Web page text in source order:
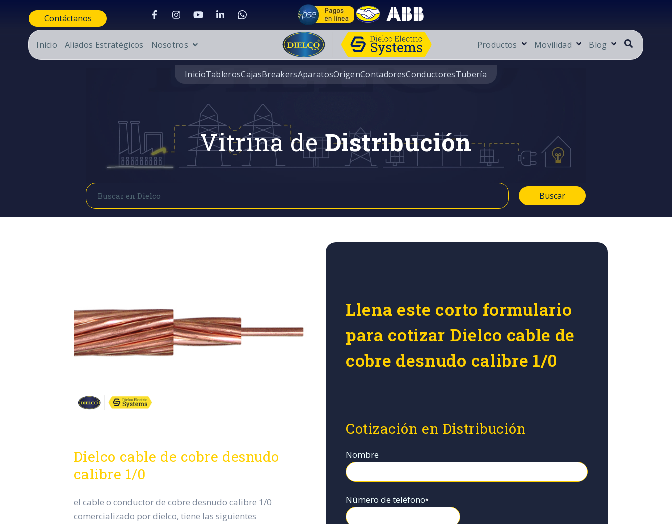
Contáctanos
Inicio Aliados Estratégicos Nosotros Productos Movilidad Blog
InicioTablerosCajasBreakersAparatosOrigenContadoresConductoresTubería
Vitrina deDistribución
Buscar
Buscar
Dielco cable de cobre desnudo
calibre 1/0
el cable o conductor de cobre desnudo calibre 1/0
comercializado por dielco, tiene las siguientes
Llena este corto formulario
para cotizar Dielco cable de
cobre desnudo calibre 1/0
Cotización en Distribución
Nombre
Número de teléfono*